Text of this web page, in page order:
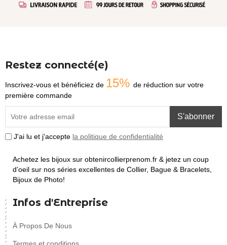
Restez connecté(e)
Inscrivez-vous et bénéficiez de 15% de réduction sur votre
première commande
S'abonner
J'ai lu et j'accepte la politique de confidentialité
Achetez les bijoux sur obtenircollierprenom.fr & jetez un coup
d’oeil sur nos séries excellentes de Collier, Bague & Bracelets,
Bijoux de Photo!
Infos d'Entreprise
À Propos De Nous